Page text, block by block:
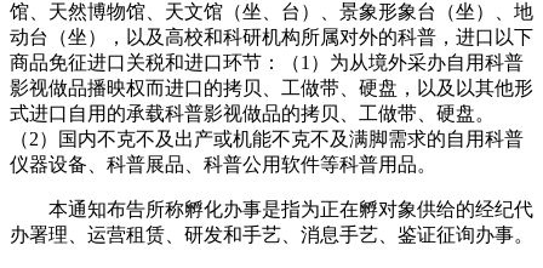
馆、天然博物馆、天文馆（坐、台）、景象形象台（坐）、地
动台（坐），以及高校和科研机构所属对外的科普，进口以下
商品免征进口关税和进口环节：（1）为从境外采办自用科普
影视做品播映权而进口的拷贝、工做带、硬盘，以及以其他形
式进口自用的承载科普影视做品的拷贝、工做带、硬盘。
（2）国内不克不及出产或机能不克不及满脚需求的自用科普
仪器设备、科普展品、科普公用软件等科普用品。
本通知布告所称孵化办事是指为正在孵对象供给的经纪代
办署理、运营租赁、研发和手艺、消息手艺、鉴证征询办事。